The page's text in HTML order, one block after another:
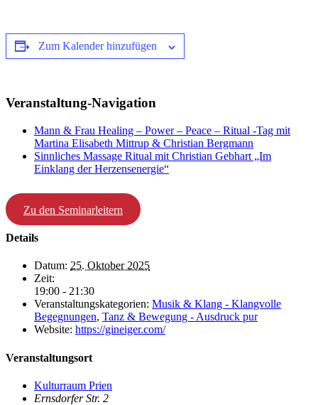
Zum Kalender hinzufügen
Veranstaltung-Navigation
Mann & Frau Healing – Power – Peace – Ritual -Tag mit
Martina Elisabeth Mittrup & Christian Bergmann
Sinnliches Massage Ritual mit Christian Gebhart „Im
Einklang der Herzensenergie“
Zu den Seminarleitern
Details
Datum: 25. Oktober 2025
Zeit:
19:00 - 21:30
Veranstaltungskategorien: Musik & Klang - Klangvolle
Begegnungen, Tanz & Bewegung - Ausdruck pur
Website: https://gineiger.com/
Veranstaltungsort
Kulturraum Prien
Ernsdorfer Str. 2